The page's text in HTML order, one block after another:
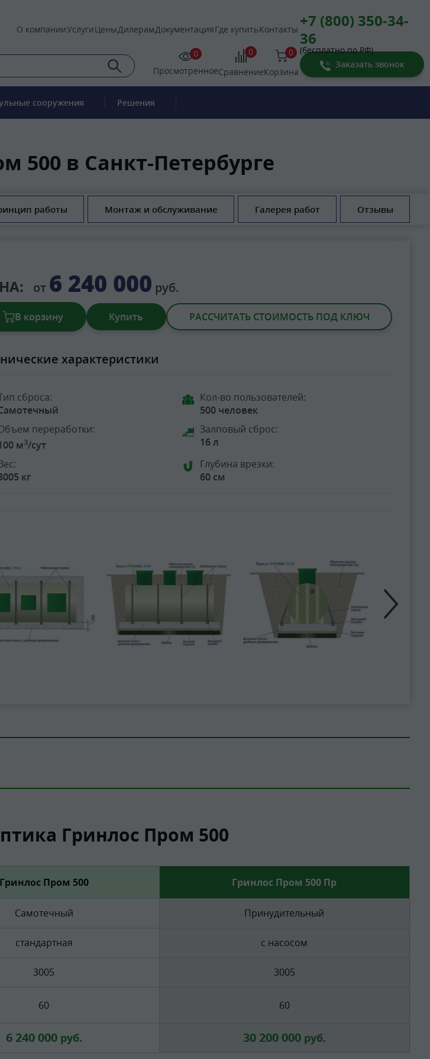
О компанииУслугиЦеныДилерамДокументацияГде купитьКонтакты +7 (800) 350-34-
36
(бесплатно по РФ)
0
Просмотренное
0
Сравнение
0
Корзина
Заказать звонок
сооружения Решения
500 в Санкт-Петербурге
работы Монтаж и обслуживание Галерея работ Отзывы
от 6 240 000 руб.
В корзину Купить РАССЧИТАТЬ СТОИМОСТЬ ПОД КЛЮЧ
характеристики
сброса:
Кол-во пользователей:
500 человек
переработки:
м3/сут
Залповый сброс:
16 л
кг
Глубина врезки:
60 см
Гринлос Пром 500
Гринлос Пром 500 Гринлос Пром 500 Пр
Самотечный Принудительный
стандартная с насосом
3005
3005
60 60
6 240 000руб. 30 200 000руб.